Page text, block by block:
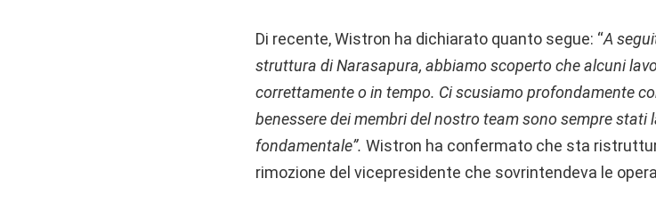
Di recente, Wistron ha dichiarato quanto segue: “A
struttura di Narasapura, abbiamo scoperto che alcuni
correttamente o in tempo. Ci scusiamo profondamente
benessere dei membri del nostro team sono sempre
fondamentale”. Wistron ha confermato che sta
rimozione del vicepresidente che sovrintendeva le